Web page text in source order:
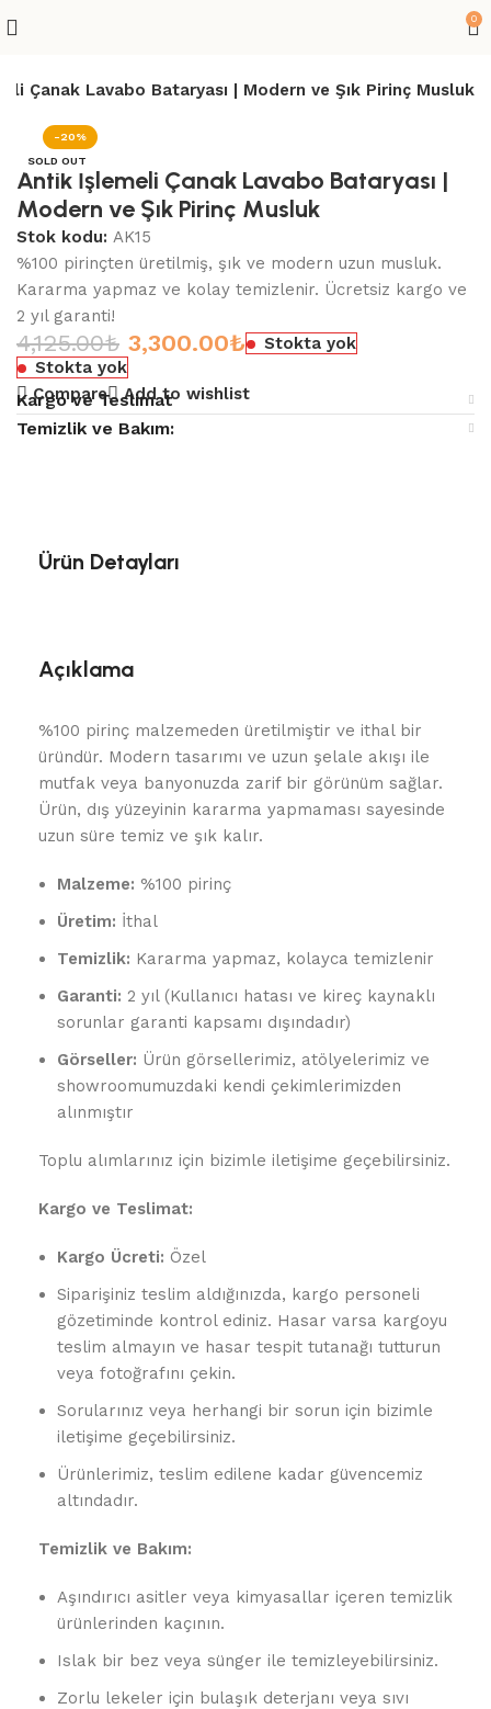
0
Çanak Lavabo Bataryası | Modern ve Şık Pirinç Musluk
-20%
SOLD OUT
Antik İşlemeli Çanak Lavabo Bataryası |
Modern ve Şık Pirinç Musluk
Stok kodu:AK15
%100 pirinçten üretilmiş, şık ve modern uzun musluk.
Kararma yapmaz ve kolay temizlenir. Ücretsiz kargo ve
2 yıl garanti!
4,125.00₺ 3,300.00₺
Stokta yok
Stokta yok
Compare
Add to wishlist
Kargo ve Teslimat
Temizlik ve Bakım:
Ürün Detayları
Açıklama
%100 pirinç malzemeden üretilmiştir ve ithal bir
üründür. Modern tasarımı ve uzun şelale akışı ile
mutfak veya banyonuzda zarif bir görünüm sağlar.
Ürün, dış yüzeyinin kararma yapmaması sayesinde
uzun süre temiz ve şık kalır.
Malzeme: %100 pirinç
Üretim: İthal
Temizlik: Kararma yapmaz, kolayca temizlenir
Garanti: 2 yıl (Kullanıcı hatası ve kireç kaynaklı
sorunlar garanti kapsamı dışındadır)
Görseller: Ürün görsellerimiz, atölyelerimiz ve
showroomumuzdaki kendi çekimlerimizden
alınmıştır
Toplu alımlarınız için bizimle iletişime geçebilirsiniz.
Kargo ve Teslimat:
Kargo Ücreti: Özel
Siparişiniz teslim aldığınızda, kargo personeli
gözetiminde kontrol ediniz. Hasar varsa kargoyu
teslim almayın ve hasar tespit tutanağı tutturun
veya fotoğrafını çekin.
Sorularınız veya herhangi bir sorun için bizimle
iletişime geçebilirsiniz.
Ürünlerimiz, teslim edilene kadar güvencemiz
altındadır.
Temizlik ve Bakım:
Aşındırıcı asitler veya kimyasallar içeren temizlik
ürünlerinden kaçının.
Islak bir bez veya sünger ile temizleyebilirsiniz.
Zorlu lekeler için bulaşık deterjanı veya sıvı